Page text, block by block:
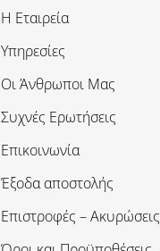
Η Εταιρεία
Υπηρεσίες
Οι Άνθρωποι Μας
Συχνές Ερωτήσεις
Επικοινωνία
Έξοδα αποστολής
Επιστροφές – Ακυρώσεις